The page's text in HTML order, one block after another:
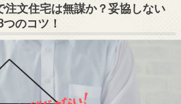
注文住宅は無謀か？妥協しない
のコツ！